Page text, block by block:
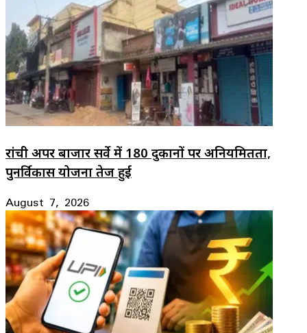
रांची अपर बाजार सर्वे में 180 दुकानों पर अनियमितता,
पुनर्विकास योजना तेज हुई
August 7, 2026